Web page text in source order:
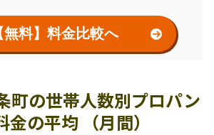
無料】料金比較へ
町の世帯人数別プロパン
金の平均 （月間）